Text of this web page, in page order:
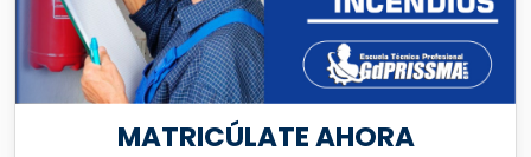
MATRICÚLATE AHORA